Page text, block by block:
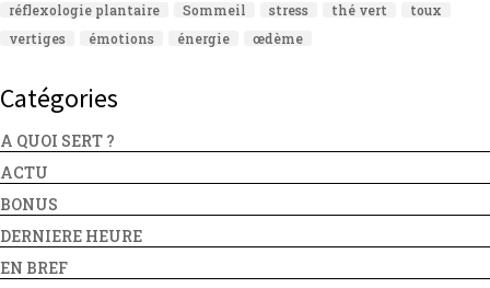
réflexologie plantaire
Sommeil stress thé vert
toux
vertiges
émotions énergie œdème
Catégories
A QUOI SERT ?
ACTU
BONUS
DERNIERE HEURE
EN BREF